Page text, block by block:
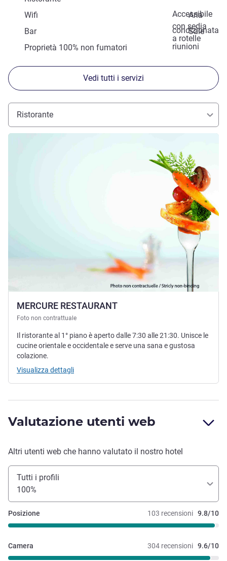
Accessibile
con sedia
a rotelle
Wifi
Aria
condizionata
Bar
Sale
riunioni
Proprietà 100% non fumatori
Vedi tutti i servizi
Ristorante
MERCURE RESTAURANT
Foto non contrattuale
Visualizza dettagli
Il ristorante al 1° piano è aperto dalle 7:30 alle 21:30. Unisce le
cucine orientale e occidentale e serve una sana e gustosa
colazione.
Visualizza dettagli
Valutazione utenti web
Altri utenti web che hanno valutato il nostro hotel
Tutti i profili
100%
103 recensioni 9.8/10
Posizione
304 recensioni 9.6/10
Camera